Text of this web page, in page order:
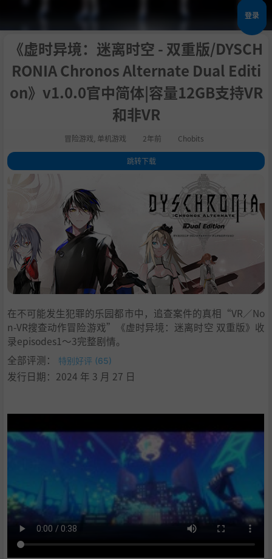
登录
《虚时异境：迷离时空 - 双重版/DYSCH
RONIA Chronos Alternate Dual Editi
on》v1.0.0官中简体|容量12GB支持VR
和非VR
冒险游戏 单机游戏 2年前 Chobits
跳转下载
关于这款游戏
4.学习版下载
在不可能发生犯罪的乐园都市中，追查案件的真相“VR／No
n-VR搜查动作冒险游戏”《虚时异境：迷离时空 双重版》收
录episodes1～3完整剧情。
全部评测：
特别好评 (65)
发行日期：2024 年 3 月 27 日